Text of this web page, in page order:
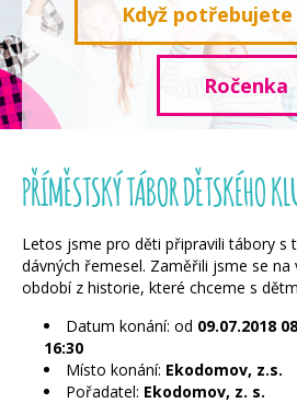
Když
Ročenka
PŘÍMĚSTSKÝ TÁBOR DĚTSKÉHO
Letos jsme pro děti připravili tábory s
dávných řemesel. Zaměřili jsme se na
období z historie, které chceme s
Datum konání: od 09.07.2018
16:30
Místo konání: Ekodomov, z.s.
Pořadatel: Ekodomov, z. s.